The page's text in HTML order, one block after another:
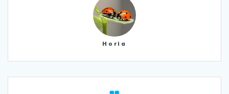
Horia